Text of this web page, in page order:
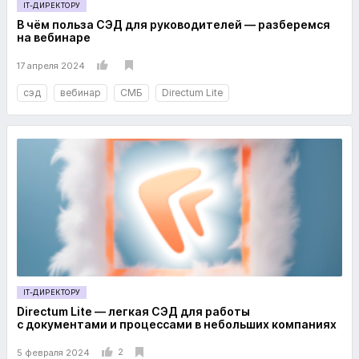
IT-ДИРЕКТОРУ
В чём польза СЭД для руководителей — разберемся
на вебинаре
17 апреля 2024
сэд вебинар СМБ Directum Lite
IT-ДИРЕКТОРУ
Directum Lite — легкая СЭД для работы
с документами и процессами в небольших компаниях
5 февраля 2024 2